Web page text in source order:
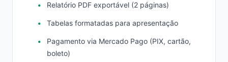
Relatório PDF exportável (2 páginas)
Tabelas formatadas para apresentação
Pagamento via Mercado Pago (PIX, cartão,
boleto)